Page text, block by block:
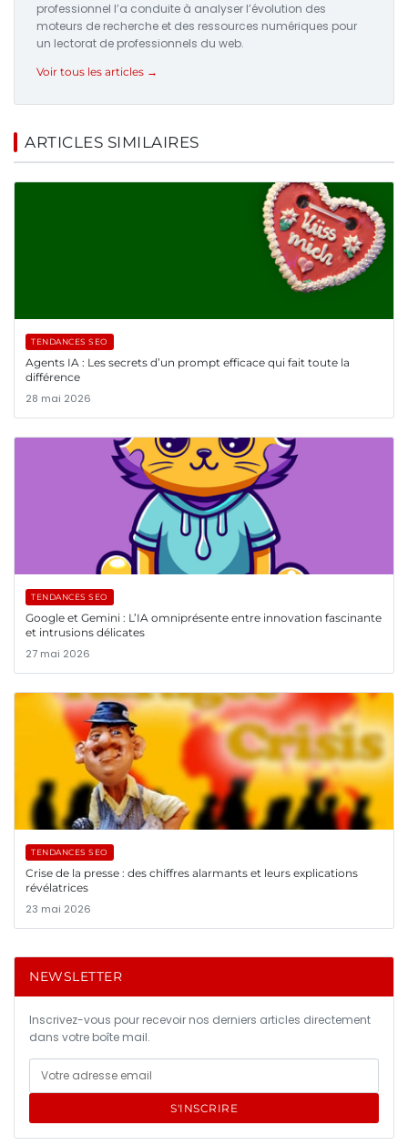
professionnel l’a conduite à analyser l’évolution des
moteurs de recherche et des ressources numériques pour
un lectorat de professionnels du web.
Voir tous les articles →
ARTICLES SIMILAIRES
TENDANCES SEO
Agents IA : Les secrets d’un prompt efficace qui fait toute la
différence
28 mai 2026
TENDANCES SEO
Google et Gemini : L’IA omniprésente entre innovation fascinante
et intrusions délicates
27 mai 2026
TENDANCES SEO
Crise de la presse : des chiffres alarmants et leurs explications
révélatrices
23 mai 2026
NEWSLETTER
Inscrivez-vous pour recevoir nos derniers articles directement
dans votre boîte mail.
S'INSCRIRE